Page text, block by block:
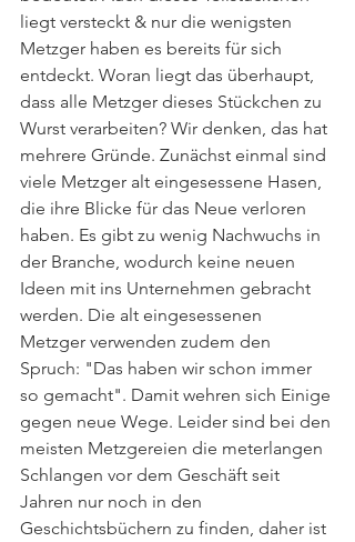
liegt versteckt & nur die wenigsten
Metzger haben es bereits für sich
entdeckt. Woran liegt das überhaupt,
dass alle Metzger dieses Stückchen zu
Wurst verarbeiten? Wir denken, das hat
mehrere Gründe. Zunächst einmal sind
viele Metzger alt eingesessene Hasen,
die ihre Blicke für das Neue verloren
haben. Es gibt zu wenig Nachwuchs in
der Branche, wodurch keine neuen
Ideen mit ins Unternehmen gebracht
werden. Die alt eingesessenen
Metzger verwenden zudem den
Spruch: "Das haben wir schon immer
so gemacht". Damit wehren sich Einige
gegen neue Wege. Leider sind bei den
meisten Metzgereien die meterlangen
Schlangen vor dem Geschäft seit
Jahren nur noch in den
Geschichtsbüchern zu finden, daher ist